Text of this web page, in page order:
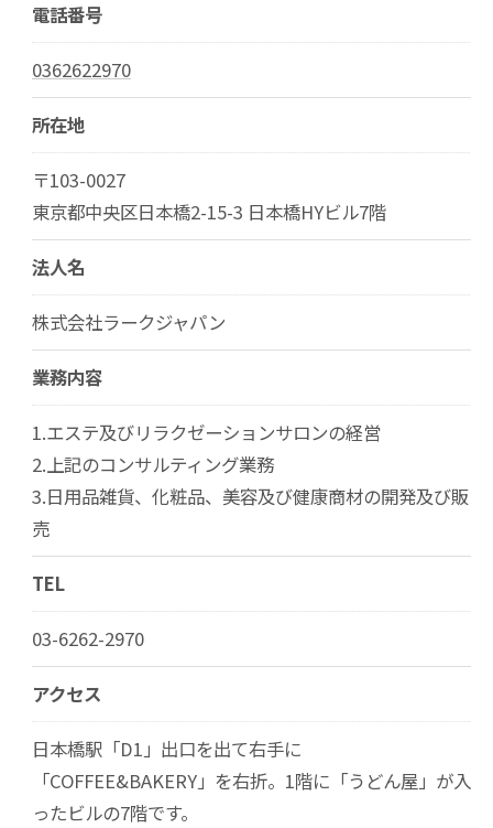
電話番号
0362622970
所在地
〒103-0027
東京都中央区日本橋2-15-3 日本橋HYビル7階
法人名
株式会社ラークジャパン
業務内容
1.エステ及びリラクゼーションサロンの経営
2.上記のコンサルティング業務
3.日用品雑貨、化粧品、美容及び健康商材の開発及び販
売
TEL
03-6262-2970
アクセス
日本橋駅「D1」出口を出て右手に
「COFFEE&BAKERY」を右折。1階に「うどん屋」が入
ったビルの7階です。